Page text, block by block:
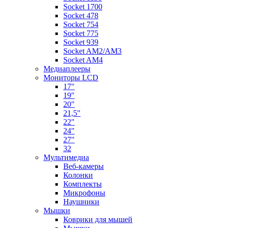
Socket 1700
Socket 478
Socket 754
Socket 775
Socket 939
Socket AM2/AM3
Socket AM4
Медиаплееры
Мониторы LCD
17"
19"
20"
21,5"
22"
24"
27"
32
Мультимедиа
Веб-камеры
Колонки
Комплекты
Микрофоны
Наушники
Мышки
Коврики для мышей